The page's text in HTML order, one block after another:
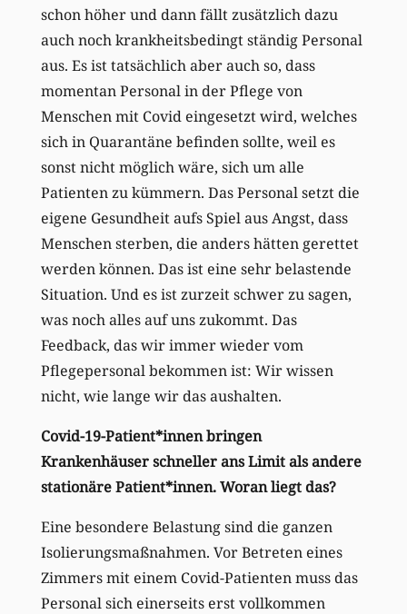
schon höher und dann fällt zusätzlich dazu
auch noch krankheitsbedingt ständig Personal
aus. Es ist tatsächlich aber auch so, dass
momentan Personal in der Pflege von
Menschen mit Covid eingesetzt wird, welches
sich in Quarantäne befinden sollte, weil es
sonst nicht möglich wäre, sich um alle
Patienten zu kümmern. Das Personal setzt die
eigene Gesundheit aufs Spiel aus Angst, dass
Menschen sterben, die anders hätten gerettet
werden können. Das ist eine sehr belastende
Situation. Und es ist zurzeit schwer zu sagen,
was noch alles auf uns zukommt. Das
Feedback, das wir immer wieder vom
Pflegepersonal bekommen ist: Wir wissen
nicht, wie lange wir das aushalten.
Covid-19-Patient*innen bringen
Krankenhäuser schneller ans Limit als andere
stationäre Patient*innen. Woran liegt das?
Eine besondere Belastung sind die ganzen
Isolierungsmaßnahmen. Vor Betreten eines
Zimmers mit einem Covid-Patienten muss das
Personal sich einerseits erst vollkommen